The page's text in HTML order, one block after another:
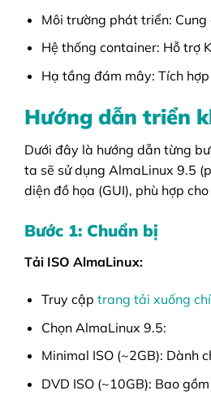
Môi trường phát triển:
Hệ thống container: Hỗ trợ
Hạ tầng đám mây: Tích
Hướng dẫn triển
Dưới đây là hướng dẫn từng
ta sẽ sử dụng AlmaLinux 9.5
diện đồ họa (GUI), phù hợp
Bước 1: Chuẩn bị
Tải ISO AlmaLinux:
Truy cập trang tải xuống
Chọn AlmaLinux 9.5:
Minimal ISO (~2GB): Dành
DVD ISO (~10GB): Bao